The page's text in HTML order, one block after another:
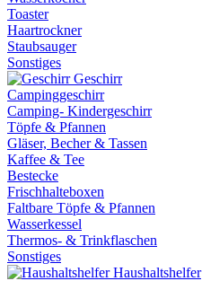
Toaster
Haartrockner
Staubsauger
Sonstiges
Geschirr
Campinggeschirr
Camping- Kindergeschirr
Töpfe & Pfannen
Gläser, Becher & Tassen
Kaffee & Tee
Bestecke
Frischhalteboxen
Faltbare Töpfe & Pfannen
Wasserkessel
Thermos- & Trinkflaschen
Sonstiges
Haushaltshelfer